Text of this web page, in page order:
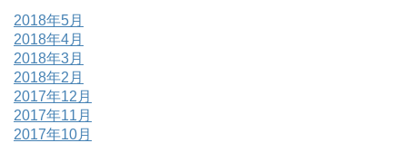
2018年5月
2018年4月
2018年3月
2018年2月
2017年12月
2017年11月
2017年10月